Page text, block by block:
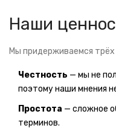
Наши
Мы придерживаемся трёх
Честность — мы не
поэтому наши мнения
Простота — сложное
терминов.